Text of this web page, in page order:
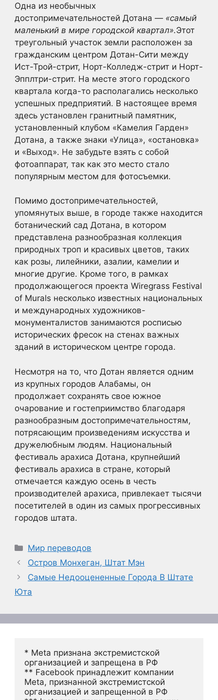
Одна из необычных
достопримечательностей Дотана — «самый
маленький в мире городской квартал».Этот
треугольный участок земли расположен за
гражданским центром Дотан-Сити между
Ист-Трой-стрит, Норт-Колледж-стрит и Норт-
Эпплтри-стрит. На месте этого городского
квартала когда-то располагались несколько
успешных предприятий. В настоящее время
здесь установлен гранитный памятник,
установленный клубом «Камелия Гарден»
Дотана, а также знаки «Улица», «остановка»
и «Выход». Не забудьте взять с собой
фотоаппарат, так как это место стало
популярным местом для фотосъемки.
Помимо достопримечательностей,
упомянутых выше, в городе также находится
ботанический сад Дотана, в котором
представлена разнообразная коллекция
природных троп и красивых цветов, таких
как розы, лилейники, азалии, камелии и
многие другие. Кроме того, в рамках
продолжающегося проекта Wiregrass Festival
of Murals несколько известных национальных
и международных художников-
монументалистов занимаются росписью
исторических фресок на стенах важных
зданий в историческом центре города.
Несмотря на то, что Дотан является одним
из крупных городов Алабамы, он
продолжает сохранять свое южное
очарование и гостеприимство благодаря
разнообразным достопримечательностям,
потрясающим произведениям искусства и
дружелюбным людям. Национальный
фестиваль арахиса Дотана, крупнейший
фестиваль арахиса в стране, который
отмечается каждую осень в честь
производителей арахиса, привлекает тысячи
посетителей в один из самых прогрессивных
городов штата.
Рубрики
Мир переводов
Остров Монхеган, Штат Мэн
Самые Недооцененные Города В Штате
Юта
* Meta признана экстремистской
организацией и запрещена в РФ
** Facebook принадлежит компании
Meta, признанной экстремистской
организацией и запрещенной в РФ